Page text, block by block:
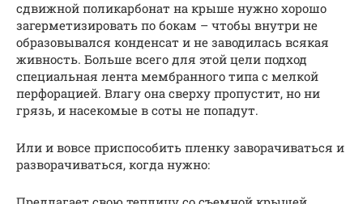
сдвижной поликарбонат на крыше нужно хорошо
загерметизировать по бокам – чтобы внутри не
образовывался конденсат и не заводилась всякая
живность. Больше всего для этой цели подход
специальная лента мембранного типа с мелкой
перфорацией. Влагу она сверху пропустит, но ни
грязь, и насекомые в соты не попадут.
Или и вовсе приспособить пленку заворачиваться и
разворачиваться, когда нужно: